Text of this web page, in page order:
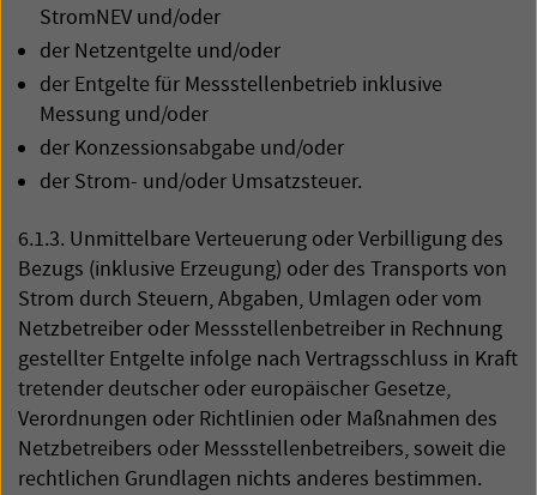
StromNEV und/oder
der Netzentgelte und/oder
der Entgelte für Messstellenbetrieb inklusive
Messung und/oder
der Konzessionsabgabe und/oder
der Strom- und/oder Umsatzsteuer.
6.1.3. Unmittelbare Verteuerung oder Verbilligung des
Bezugs (inklusive Erzeugung) oder des Transports von
Strom durch Steuern, Abgaben, Umlagen oder vom
Netzbetreiber oder Messstellenbetreiber in Rechnung
gestellter Entgelte infolge nach Vertragsschluss in Kraft
tretender deutscher oder europäischer Gesetze,
Verordnungen oder Richtlinien oder Maßnahmen des
Netzbetreibers oder Messstellenbetreibers, soweit die
rechtlichen Grundlagen nichts anderes bestimmen.